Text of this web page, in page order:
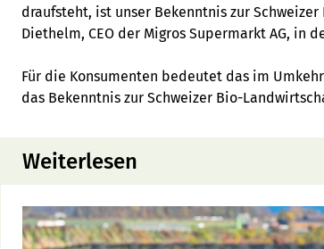
draufsteht, ist unser Bekenntnis zur
Diethelm, CEO der Migros Supermarkt AG, in
Für die Konsumenten bedeutet das im
das Bekenntnis zur Schweizer Bio-
Weiterlesen